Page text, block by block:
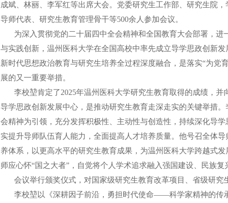
成斌、林丽、李军红等出席大会。党委研究生工作部、研究生院
导师代表、研究生教育管理骨干等500余人参加会议。
为深入贯彻党的二十届四中全会精神和全国教育大会部署，
与实践创新，温州医科大学在全国高校中率先成立导学思政创新
新时代思想政治教育与研究生培养全过程深度融合，是落实“为党
展的又一重要举措。
李校堃肯定了2025年温州医科大学研究生教育取得的成绩，
导学思政创新发展中心，是推动研究生教育走深走实的关键举措
会精神为引领，充分发挥积极性、主动性与创造性，持续深化导
实提升导师队伍育人能力，全面提高人才培养质量。他号召全体
养体系，以更高水平的研究生教育成果，为温州医科大学跨越式
师应心怀“国之大者”，自觉将个人学术追求融入强国建设、民族复
会议举行颁奖仪式，对国家级研究生教育改革项目、省级研究
李校堃以《深耕因子前沿，勇担时代使命——科学家精神的传